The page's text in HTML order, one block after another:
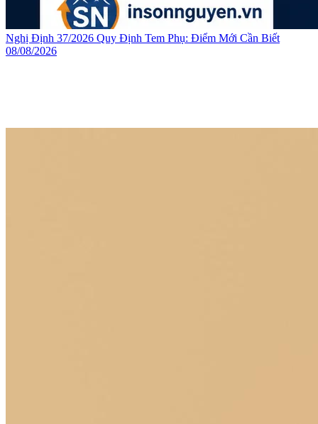
Nghị Định 37/2026 Quy Định Tem Phụ: Điểm Mới Cần Biết
08/08/2026